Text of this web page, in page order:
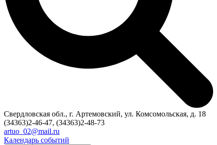
Свердловская обл., г. Артемовский, ул. Комсомольская, д. 18
(34363)2-46-47, (34363)2-48-73
artuo_02@mail.ru
Календарь событий